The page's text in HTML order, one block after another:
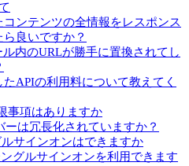
ンテンツの全情報をレスポンス
良いですか？
内のURLが勝手に置換されてし
APIの利用料について教えてく
事項はありますか
は冗長化されていますか？
サインオンはできますか
グルサインオンを利用できます